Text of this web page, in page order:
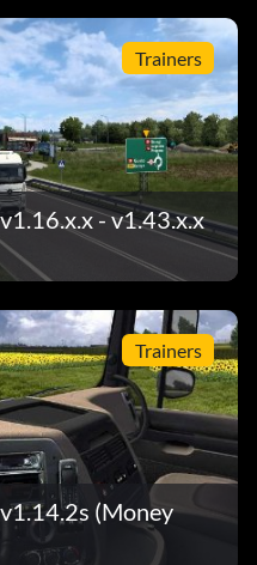
Trainers
- v1.43.x.x
Trainers
(Money